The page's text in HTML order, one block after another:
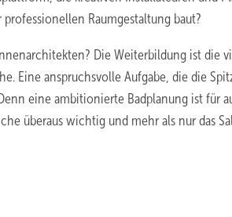
Raumgestaltung baut?
Die Weiterbildung ist die
Eine anspruchsvolle Aufgabe, die die
eine ambitionierte Badplanung ist für
überaus wichtig und mehr als nur das